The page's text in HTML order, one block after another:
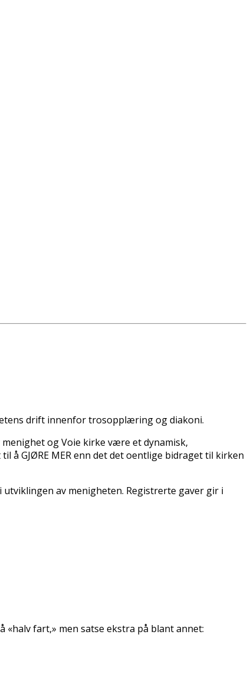
drift innenfor trosopplæring og diakoni.
menighet og Voie kirke være et dynamisk,
GJØRE MER enn det det offentlige bidraget til kirken
av menigheten. Registrerte gaver gir i
«halv fart,» men satse ekstra på blant annet: